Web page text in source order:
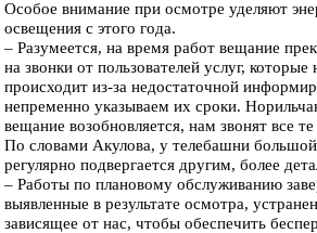
Особое внимание при осмотре уделяют
освещения с этого года.
– Разумеется, на время работ вещание
на звонки от пользователей услуг,
происходит из-за недостаточной
непременно указываем их сроки.
вещание возобновляется, нам звонят все
По словами Акулова, у телебашни
регулярно подвергается другим, более
– Работы по плановому обслуживанию
выявленные в результате осмотра,
зависящее от нас, чтобы обеспечить